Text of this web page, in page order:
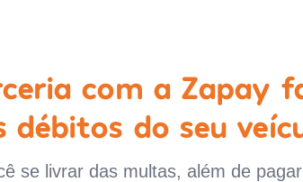
com a Zapay
débitos do seu
se livrar das multas, além de